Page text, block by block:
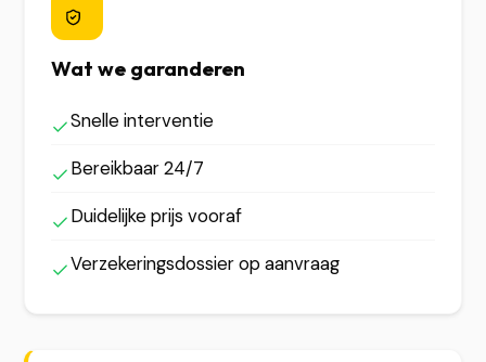
Wat we garanderen
Snelle interventie
Bereikbaar 24/7
Duidelijke prijs vooraf
Verzekeringsdossier op aanvraag